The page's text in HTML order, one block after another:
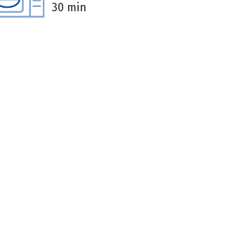
30 min